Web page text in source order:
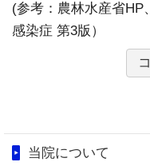
(参考：農林水産省HP
感染症 第3版）
当院について